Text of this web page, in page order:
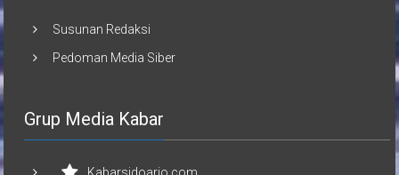
Susunan Redaksi
Pedoman Media Siber
Grup Media Kabar